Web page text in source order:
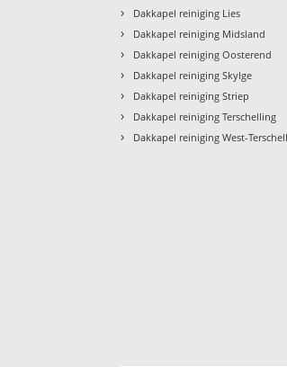
›
Dakkapel reiniging Lies
› Dakkapel reiniging Midsland
› Dakkapel reiniging Oosterend
› Dakkapel reiniging Skylge
› Dakkapel reiniging Striep
› Dakkapel reiniging Terschelling
› Dakkapel reiniging West-